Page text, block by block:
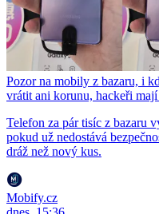
Pozor na mobily z bazaru, i
vrátit ani korunu, hackeři mají
Telefon za pár tisíc z bazaru
pokud už nedostává
dráž než nový kus.
Mobify.cz